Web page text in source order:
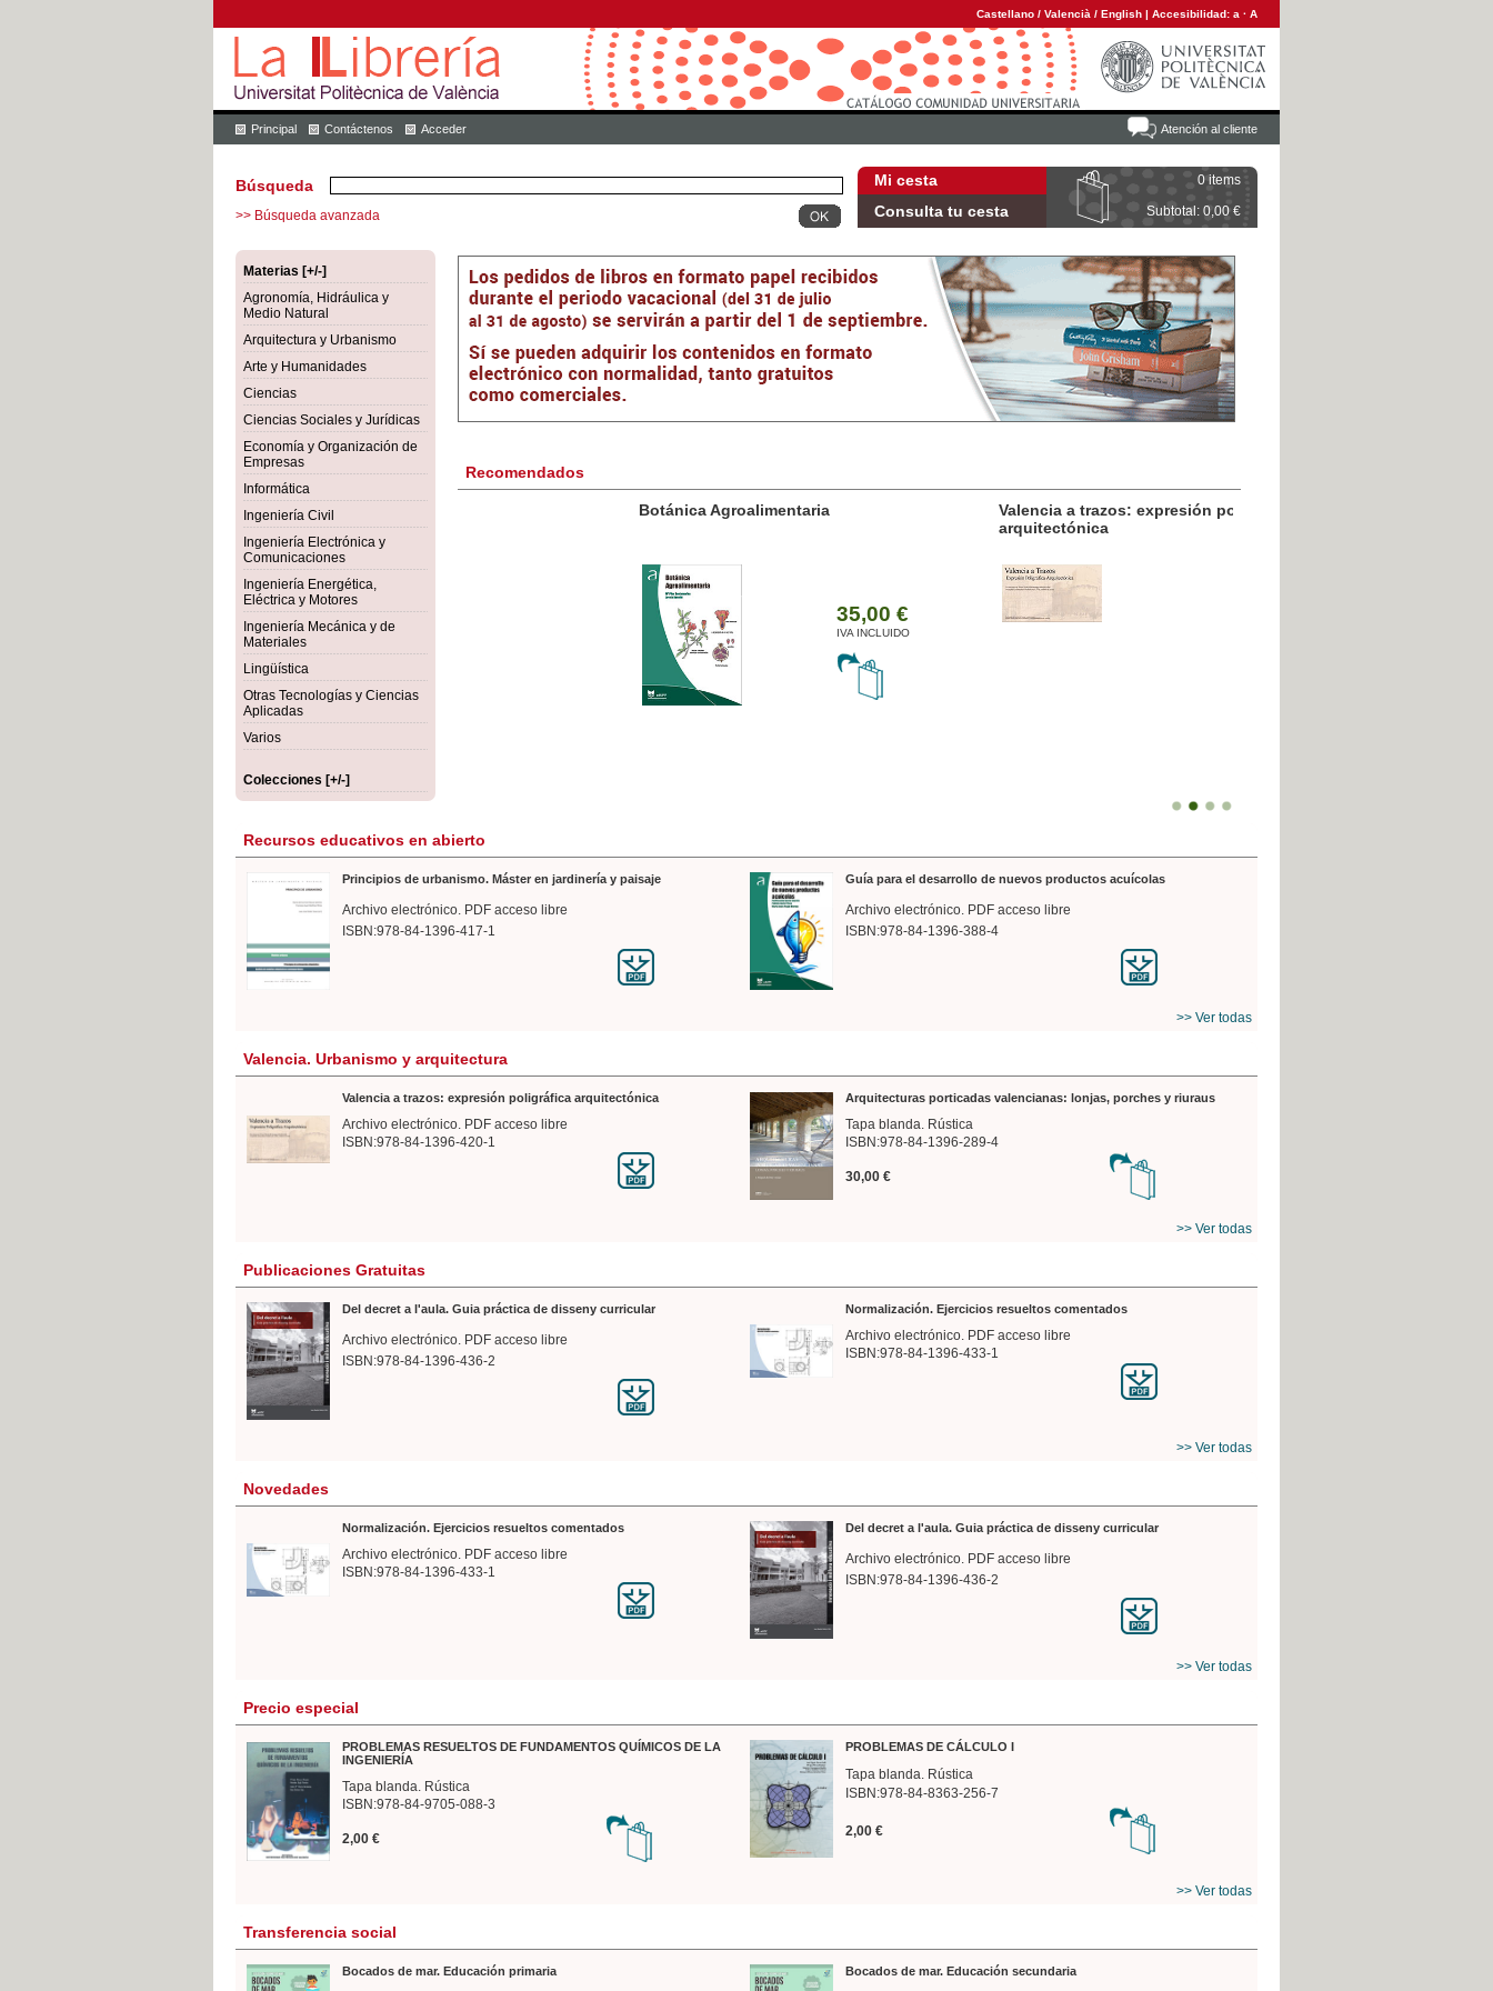
Castellano / Valencià / English | Accesibilidad: a · A
Atención al cliente
Principal Contáctenos Acceder
Mi cesta 0 items
Consulta tu cesta Subtotal: 0,00 €
Búsqueda
>> Búsqueda avanzada
Materias [+/-]
Agronomía, Hidráulica y
Medio Natural
Arquitectura y Urbanismo
Arte y Humanidades
Ciencias
Ciencias Sociales y Jurídicas
Economía y Organización de
Empresas
Informática
Ingeniería Civil
Ingeniería Electrónica y
Comunicaciones
Ingeniería Energética,
Eléctrica y Motores
Ingeniería Mecánica y de
Materiales
Lingüística
Otras Tecnologías y Ciencias
Aplicadas
Varios
Colecciones [+/-]
Recomendados
Botánica Agroalimentaria
35,00 €
IVA INCLUIDO
Valencia a trazos: expresión poligráfica
Recursos educativos en abierto
Principios de urbanismo. Máster en jardinería y paisaje
Archivo electrónico. PDF acceso libre
ISBN:978-84-1396-417-1
Guía para el desarrollo de nuevos productos acuícolas
Archivo electrónico. PDF acceso libre
ISBN:978-84-1396-388-4
>> Ver todas
Valencia. Urbanismo y arquitectura
Valencia a trazos: expresión poligráfica arquitectónica
Archivo electrónico. PDF acceso libre
ISBN:978-84-1396-420-1
Arquitecturas porticadas valencianas: lonjas, porches y riuraus
Tapa blanda. Rústica
ISBN:978-84-1396-289-4
30,00 €
>> Ver todas
Publicaciones Gratuitas
Del decret a l'aula. Guia práctica de disseny curricular
Archivo electrónico. PDF acceso libre
ISBN:978-84-1396-436-2
Normalización. Ejercicios resueltos comentados
Archivo electrónico. PDF acceso libre
ISBN:978-84-1396-433-1
>> Ver todas
Novedades
Normalización. Ejercicios resueltos comentados
Archivo electrónico. PDF acceso libre
ISBN:978-84-1396-433-1
Del decret a l'aula. Guia práctica de disseny curricular
Archivo electrónico. PDF acceso libre
ISBN:978-84-1396-436-2
>> Ver todas
Precio especial
PROBLEMAS RESUELTOS DE FUNDAMENTOS QUÍMICOS DE LA
INGENIERÍA
Tapa blanda. Rústica
ISBN:978-84-9705-088-3
2,00 €
PROBLEMAS DE CÁLCULO I
Tapa blanda. Rústica
ISBN:978-84-8363-256-7
2,00 €
>> Ver todas
Transferencia social
Bocados de mar. Educación primaria Bocados de mar. Educación secundaria